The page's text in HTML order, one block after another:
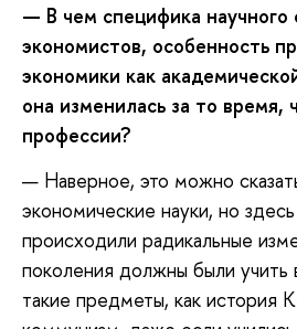
— В чем специфика научного
экономистов, особенность
экономики как
она изменилась за то время,
профессии?
— Наверное, это можно
экономические науки, но
происходили радикальные
поколения должны были учить
такие предметы, как история